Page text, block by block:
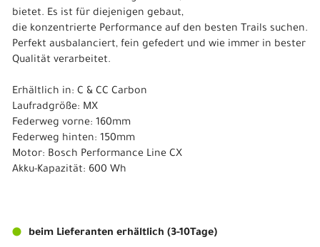
bietet. Es ist für diejenigen gebaut,
die konzentrierte Performance auf den besten Trails suchen.
Perfekt ausbalanciert, fein gefedert und wie immer in bester
Qualität verarbeitet.
Erhältlich in: C & CC Carbon
Laufradgröße: MX
Federweg vorne: 160mm
Federweg hinten: 150mm
Motor: Bosch Performance Line CX
Akku-Kapazität: 600 Wh
beim Lieferanten erhältlich (3-10Tage)